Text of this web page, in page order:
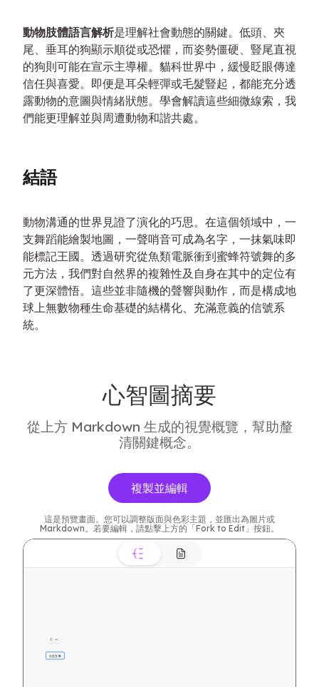
動物肢體語言解析是理解社會動態的關鍵。低頭、夾
尾、垂耳的狗顯示順從或恐懼，而姿勢僵硬、豎尾直視
的狗則可能在宣示主導權。貓科世界中，緩慢眨眼傳達
信任與喜愛。即便是耳朵輕彈或毛髮豎起，都能充分透
露動物的意圖與情緒狀態。學會解讀這些細微線索，我
們能更理解並與周遭動物和諧共處。
結語
動物溝通的世界見證了演化的巧思。在這個領域中，一
支舞蹈能繪製地圖，一聲哨音可成為名字，一抹氣味即
能標記王國。透過研究從魚類電脈衝到蜜蜂符號舞的多
元方法，我們對自然界的複雜性及自身在其中的定位有
了更深體悟。這些並非隨機的聲響與動作，而是構成地
球上無數物種生命基礎的結構化、充滿意義的信號系
統。
心智圖摘要
從上方 Markdown 生成的視覺概覽，幫助釐
清關鍵概念。
複製並編輯
這是預覽畫面。您可以調整版面與色彩主題，並匯出為圖片或
Markdown。若要編輯，請點擊上方的「Fork to Edit」按鈕。
社交互動